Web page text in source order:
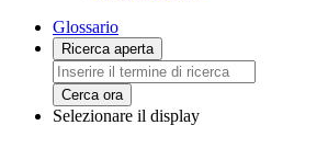
Glossario
Ricerca aperta
Cerca ora
Selezionare il display